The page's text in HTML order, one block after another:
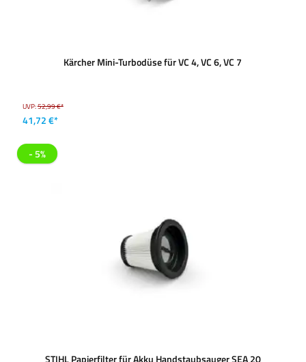
Kärcher Mini-Turbodüse für VC 4, VC 6, VC 7
UVP:52,99 €*
41,72 €*
- 5%